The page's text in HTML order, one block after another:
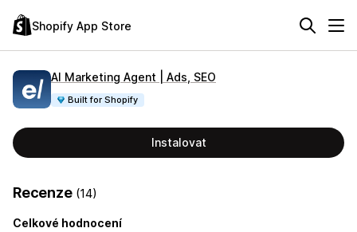
Shopify App Store
AI Marketing Agent | Ads, SEO
Built for Shopify
Instalovat
Recenze (14)
Celkové hodnocení